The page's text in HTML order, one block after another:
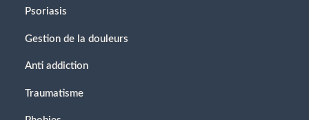
Psoriasis
Gestion de la douleurs
Anti addiction
Traumatisme